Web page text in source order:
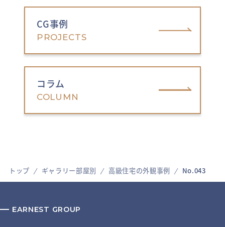
トップ ギャラリー部屋別 高級住宅の外観事例 No.043
CG事例
PROJECTS
コラム
COLUMN
EARNEST GROUP